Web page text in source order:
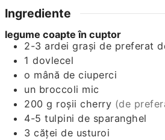
Ingrediente
legume coapte în cuptor
2-3 ardei graşi de preferat
1 dovlecel
o mână de ciuperci
un broccoli mic
200 g roşii cherry (de
4-5 tulpini de sparanghel
3 căţei de usturoi